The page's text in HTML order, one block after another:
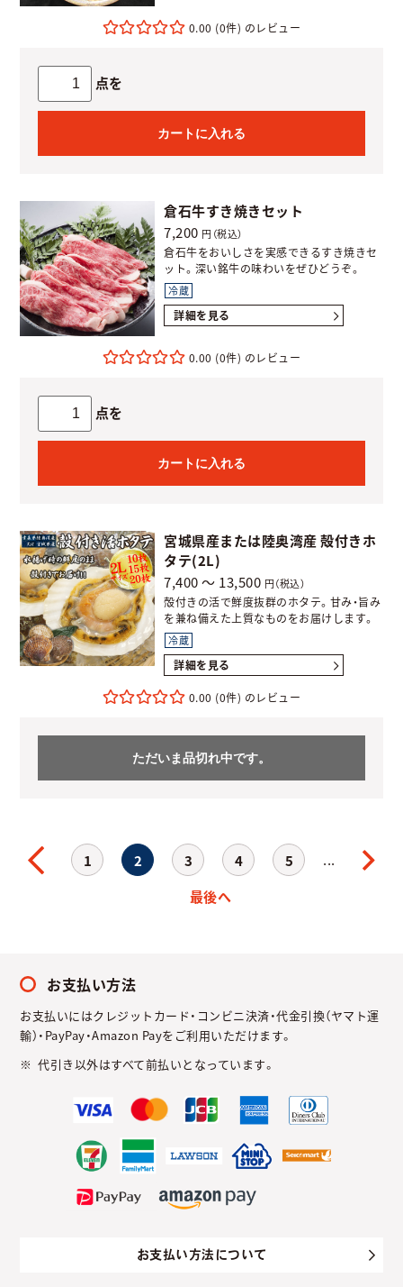
0.00 (0件)
点を
カートに入れる
倉石牛すき焼きセット
7,200 円（税込）
倉石牛をおいしさを実感できるすき焼きセ
ット。深い銘牛の味わいをぜひどうぞ。
冷蔵
詳細を見る
0.00 (0件)
点を
カートに入れる
宮城県産または陸奥湾産 殻付きホ
タテ(2L)
7,400 ～ 13,500 円（税込）
殻付きの活で鮮度抜群のホタテ。甘み・旨み
を兼ね備えた上質なものをお届けします。
冷蔵
詳細を見る
0.00 (0件)
ただいま品切れ中です。
1 2 3 4 5
...
最後へ
お支払い方法
お支払いにはクレジットカード・コンビニ決済・代金引換（ヤマト運
輸）・PayPay・Amazon Payをご利用いただけます。
代引き以外はすべて前払いとなっています。
お支払い方法について